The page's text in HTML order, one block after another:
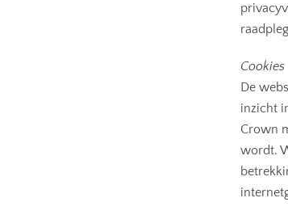
Cookies
De
inzicht
Crown
wordt.